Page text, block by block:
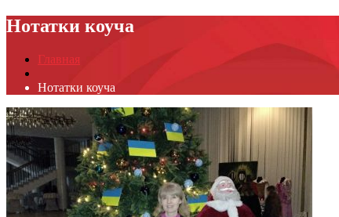
Нотатки коуча
Главная
Нотатки коуча